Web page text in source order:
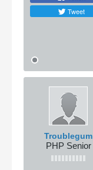
Tweet
Troublegum
PHP Senior